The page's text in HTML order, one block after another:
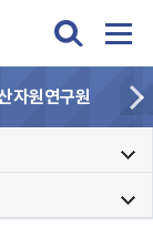
자원연구원